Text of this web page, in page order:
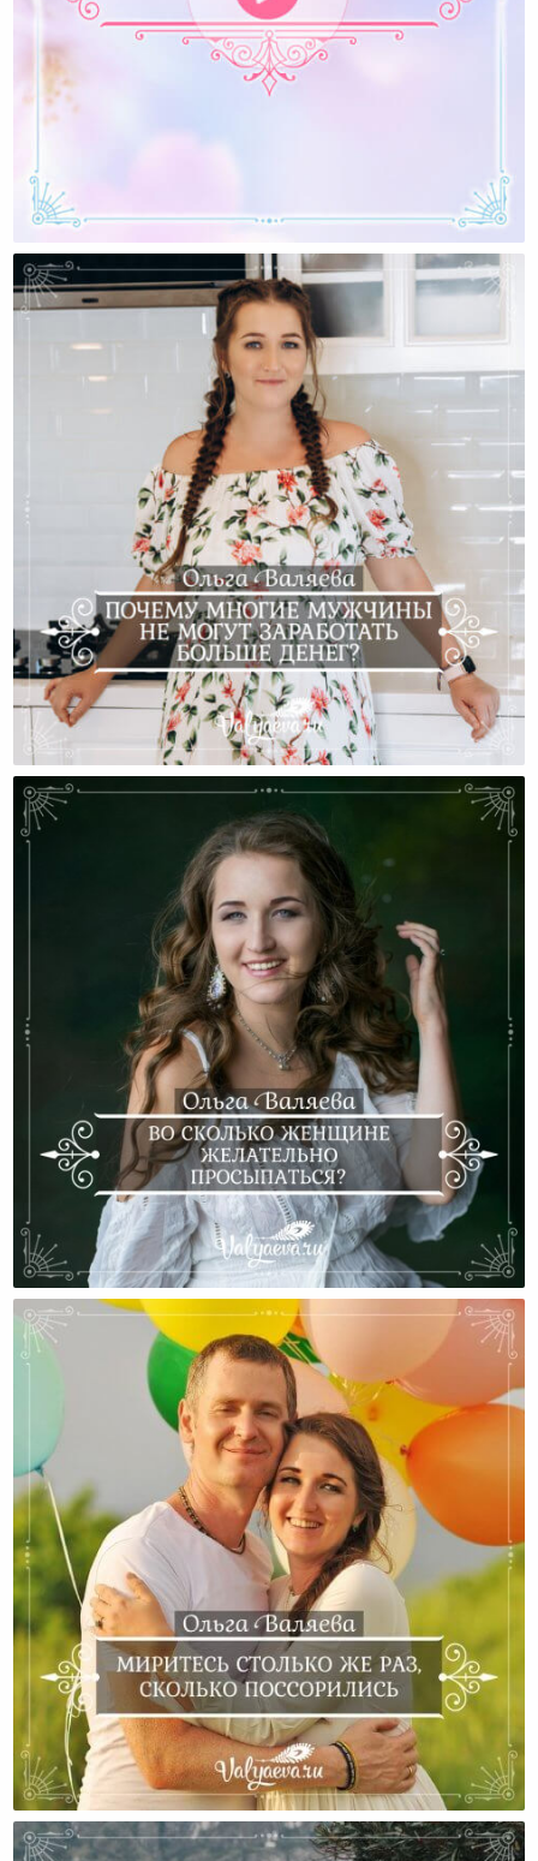
Интервью С Владимиром Ждановым (Алексей
Валяев Для Valyaeva.ru И Valyaev.ru)
Почему Многие Мужчины Не Могут Заработать
Больше Денег?
Во Сколько Женщине Желательно Просыпаться?
Миритесь Столько Же Раз, Сколько Поссорились